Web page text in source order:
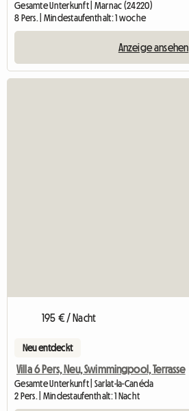
Gesamte Unterkunft | Marnac (24220)
8 Pers. | Mindestaufenthalt: 1 woche
Anzeige ansehen
195 € / Nacht
Neu entdeckt
Villa 6 Pers, Neu, Swimmingpool, Terrasse
Gesamte Unterkunft | Sarlat-la-Canéda
2 Pers. | Mindestaufenthalt: 1 Nacht